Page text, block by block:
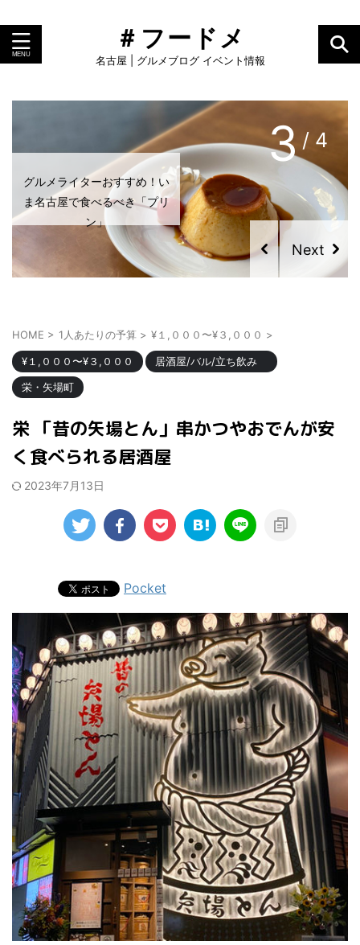
＃フードメ
名古屋 | グルメブログ イベント情報
グルメライターおすすめ！い
ま名古屋で食べるべき「プリ
ン」
グルメライターおすすめ！い
ま名古屋で食べるべき「カヌ
レ」
4 / 4
HOME > 1人あたりの予算 > ¥１,０００〜¥３,０００ >
¥１,０００〜¥３,０００
居酒屋/バル/立ち飲み
栄・矢場町
栄 「昔の矢場とん」串かつやおでんが安
く食べられる居酒屋
2023年7月13日
Pocket